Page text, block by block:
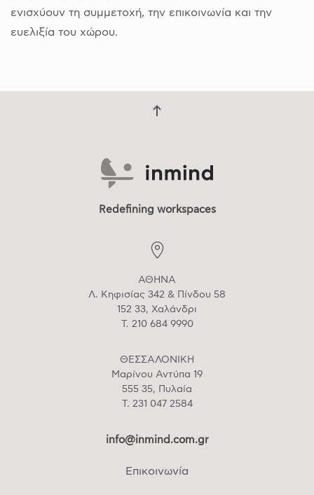
ενισχύουν τη συμμετοχή, την επικοινωνία και την
ευελιξία του χώρου.
Redefining workspaces
ΑΘΗΝΑ
Λ. Κηφισίας 342 & Πίνδου 58
152 33, Χαλάνδρι
T. 210 684 9990
ΘΕΣΣΑΛΟΝΙΚΗ
Μαρίνου Αντύπα 19
555 35, Πυλαία
T. 231 047 2584
info@inmind.com.gr
Επικοινωνία